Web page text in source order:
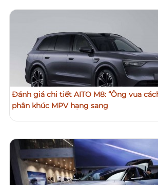
Đánh giá chi tiết AITO M8: “Ông vua
phân khúc MPV hạng sang